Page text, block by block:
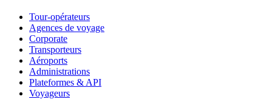
Tour-opérateurs
Agences de voyage
Corporate
Transporteurs
Aéroports
Administrations
Plateformes & API
Voyageurs